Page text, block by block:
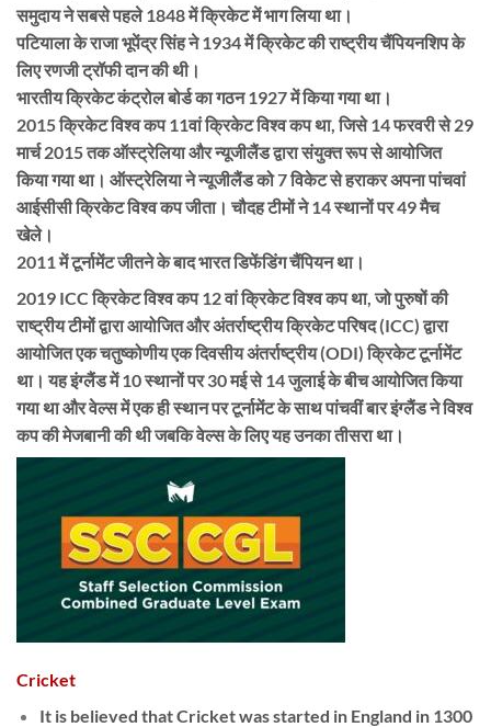
समुदाय ने सबसे पहले 1848 में क्रिकेट में भाग लिया था।
पटियाला के राजा भूपेंद्र सिंह ने 1934 में क्रिकेट की राष्ट्रीय चैंपियनशिप के
लिए रणजी ट्रॉफी दान की थी।
भारतीय क्रिकेट कंट्रोल बोर्ड का गठन 1927 में किया गया था।
2015 क्रिकेट विश्व कप 11वां क्रिकेट विश्व कप था, जिसे 14 फरवरी से 29
मार्च 2015 तक ऑस्ट्रेलिया और न्यूजीलैंड द्वारा संयुक्त रूप से आयोजित
किया गया था। ऑस्ट्रेलिया ने न्यूजीलैंड को 7 विकेट से हराकर अपना पांचवां
आईसीसी क्रिकेट विश्व कप जीता। चौदह टीमों ने 14 स्थानों पर 49 मैच
खेले।
2011 में टूर्नामेंट जीतने के बाद भारत डिफेंडिंग चैंपियन था।
2019 ICC क्रिकेट विश्व कप 12 वां क्रिकेट विश्व कप था, जो पुरुषों की
राष्ट्रीय टीमों द्वारा आयोजित और अंतर्राष्ट्रीय क्रिकेट परिषद (ICC) द्वारा
आयोजित एक चतुष्कोणीय एक दिवसीय अंतर्राष्ट्रीय (ODI) क्रिकेट टूर्नामेंट
था। यह इंग्लैंड में 10 स्थानों पर 30 मई से 14 जुलाई के बीच आयोजित किया
गया था और वेल्स में एक ही स्थान पर टूर्नामेंट के साथ पांचवीं बार इंग्लैंड ने विश्व
कप की मेजबानी की थी जबकि वेल्स के लिए यह उनका तीसरा था।
Cricket
It is believed that Cricket was started in England in 1300